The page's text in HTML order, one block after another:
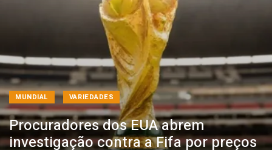
MUNDIAL VARIEDADES
Procuradores dos EUA abrem
investigação contra a Fifa por preços